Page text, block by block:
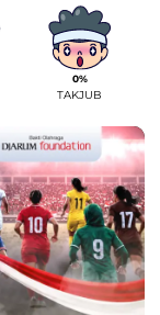
0%
TAKJUB